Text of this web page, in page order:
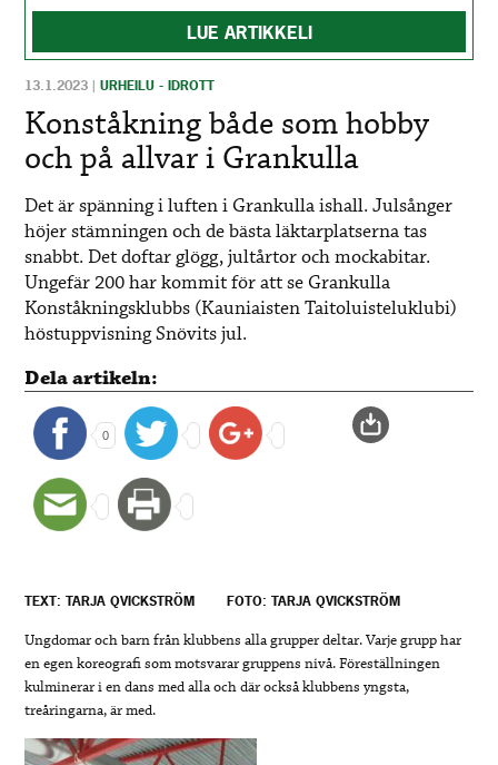
LUE ARTIKKELI
13.1.2023 |URHEILU - IDROTT
Konståkning både som hobby
och på allvar i Grankulla
Det är spänning i luften i Grankulla ishall. Julsånger
höjer stämningen och de bästa läktarplatserna tas
snabbt. Det doftar glögg, jultårtor och mockabitar.
Ungefär 200 har kommit för att se Grankulla
Konståkningsklubbs (Kauniaisten Taitoluisteluklubi)
höstuppvisning Snövits jul.
Dela artikeln:
0
TEXT: TARJA QVICKSTRÖM FOTO: TARJA QVICKSTRÖM
Ungdomar och barn från klubbens alla grupper deltar. Varje grupp har
en egen koreografi som motsvarar gruppens nivå. Föreställningen
kulminerar i en dans med alla och där också klubbens yngsta,
treåringarna, är med.